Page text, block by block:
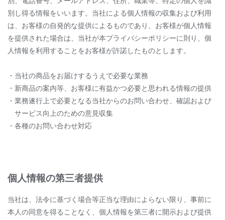
別し得る情報をいいます。当社による個人情報の収集および利用
は、お客様の自発的な提供によるものであり、お客様が個人情報
を提供された場合は、当社が本プライバシーポリシーに則り、個
人情報を利用することをお客様が許諾したものとします。
・当社の商品をお届けするうえで必要な業務
・新商品の案内等、お客様に有益かつ必要と思われる情報の提供
・業務遂行上で必要となる当社からのお問い合わせ、確認および
サービス向上のための意見収集
・各種のお問い合わせ対応
個人情報の第三者提供
当社は、法令に基づく場合等正当な理由によらない限り、事前に
本人の同意を得ることなく、個人情報を第三者に開示および提供